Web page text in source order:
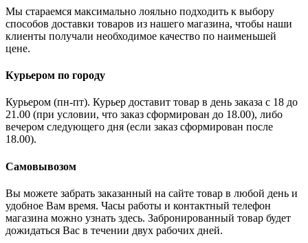
Мы стараемся максимально лояльно подходить к выбору
способов доставки товаров из нашего магазина, чтобы наши
клиенты получали необходимое качество по наименьшей
цене.
Курьером по городу
Курьером (пн-пт). Курьер доставит товар в день заказа с 18 до
21.00 (при условии, что заказ сформирован до 18.00), либо
вечером следующего дня (если заказ сформирован после
18.00).
Самовывозом
Вы можете забрать заказанный на сайте товар в любой день и
удобное Вам время. Часы работы и контактный телефон
магазина можно узнать здесь. Забронированный товар будет
дожидаться Вас в течении двух рабочих дней.